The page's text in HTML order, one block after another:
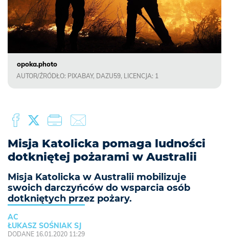
opoka.photo
AUTOR/ŹRÓDŁO: PIXABAY, DAZU59, LICENCJA: 1
Misja Katolicka pomaga ludności
dotkniętej pożarami w Australii
Misja Katolicka w Australii mobilizuje
swoich darczyńców do wsparcia osób
dotkniętych przez pożary.
AC
ŁUKASZ SOŚNIAK SJ
DODANE 16.01.2020 11:29